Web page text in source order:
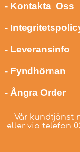
- Kontakta Oss
-
- Leveransinfo
- Fyndhörnan
- Ångra Order
Vår kundtjänst
eller via telefon